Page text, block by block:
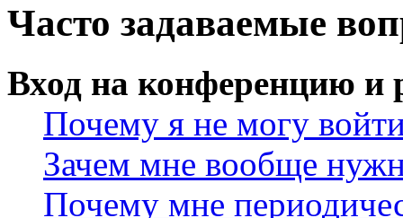
Часто задаваемые
Вход на конференцию и
Почему я не могу
Зачем мне вообще
Почему мне